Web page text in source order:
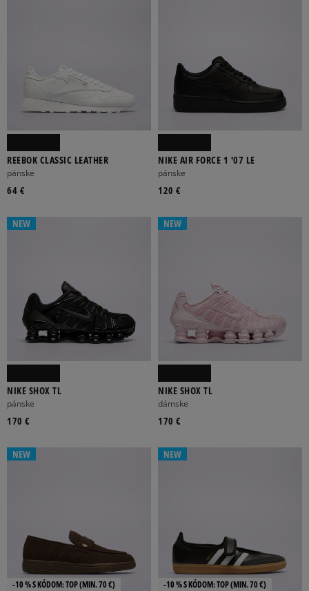
REEBOK CLASSIC LEATHER
pánske
64 €
NIKE AIR FORCE 1 '07 LE
pánske
120 €
NEW
NIKE SHOX TL
pánske
170 €
NEW
NIKE SHOX TL
dámske
170 €
NEW
-10 % S KÓDOM: TOP (MIN. 70 €)
NEW
-10 % S KÓDOM: TOP (MIN. 70 €)